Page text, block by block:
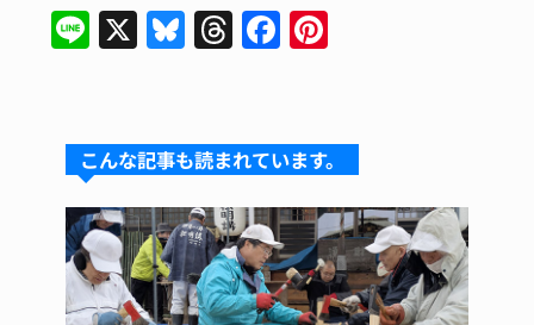
Li
n
X Bl
u
s
k
y
T
hr
a
d
s
F
a
e
b
o
o
k
re
st
こんな記事も読まれています。